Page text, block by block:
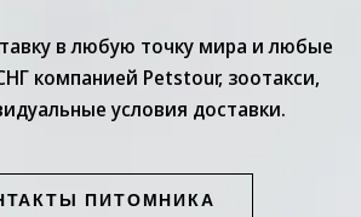
в любую точку мира и любые
компанией Petstour, зоотакси,
условия доставки.
ПИТОМНИКА